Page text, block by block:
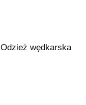
Odzież wędkarska